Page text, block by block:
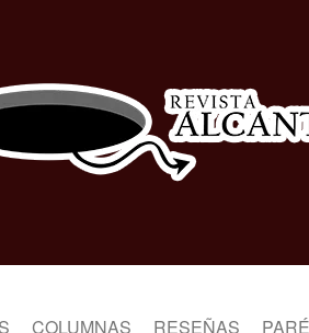
COLUMNAS RESEÑAS